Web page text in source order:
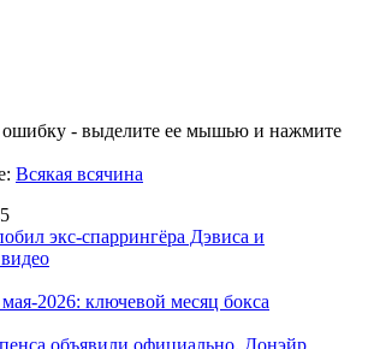
- выделите ее мышью и нажмите
: Всякая всячина
экс-спаррингёра Дэвиса и
2026: ключевой месяц бокса
объявили официально, Донэйр